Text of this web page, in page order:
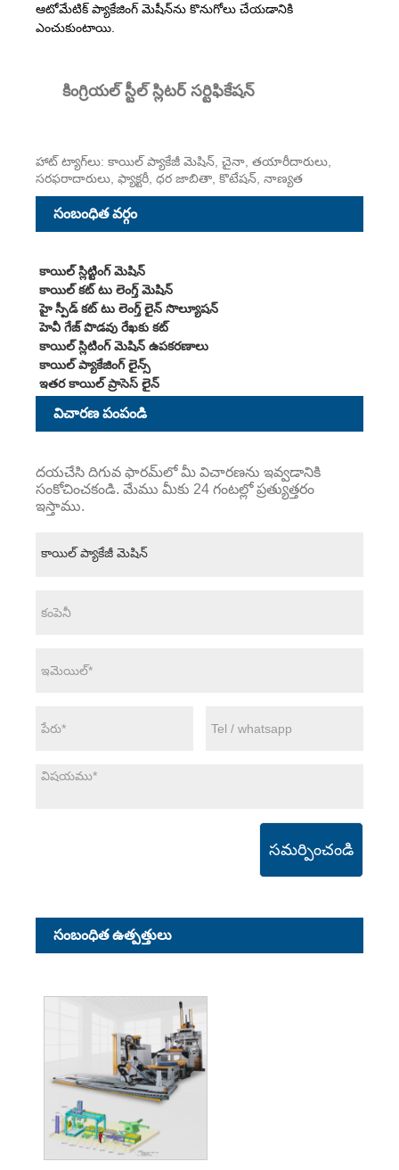
ఆటోమేటిక్ ప్యాకేజింగ్ మెషీన్‌ను కొనుగోలు చేయడానికి
ఎంచుకుంటాయి.
కింగ్రియల్ స్టీల్ స్లిటర్ సర్టిఫికేషన్
హాట్ ట్యాగ్‌లు: కాయిల్ ప్యాకేజీ మెషిన్, చైనా, తయారీదారులు,
సరఫరాదారులు, ఫ్యాక్టరీ, ధర జాబితా, కొటేషన్, నాణ్యత
సంబంధిత వర్గం
కాయిల్ స్లిట్టింగ్ మెషిన్
కాయిల్ కట్ టు లెంగ్త్ మెషిన్
హై స్పీడ్ కట్ టు లెంగ్త్ లైన్ సొల్యూషన్
హెవీ గేజ్ పొడవు రేఖకు కట్
కాయిల్ స్లిటింగ్ మెషిన్ ఉపకరణాలు
కాయిల్ ప్యాకేజింగ్ లైన్స్
ఇతర కాయిల్ ప్రాసెస్ లైన్
విచారణ పంపండి
దయచేసి దిగువ ఫారమ్‌లో మీ విచారణను ఇవ్వడానికి
సంకోచించకండి. మేము మీకు 24 గంటల్లో ప్రత్యుత్తరం
ఇస్తాము.
సమర్పించండి
సంబంధిత ఉత్పత్తులు